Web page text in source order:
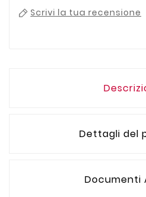
Scrivi la tua recensione
Dettagli del
Documenti